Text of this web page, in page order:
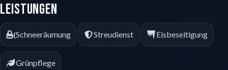
Leistungen
Schneeräumung Streudienst Eisbeseitigung
Grünpflege